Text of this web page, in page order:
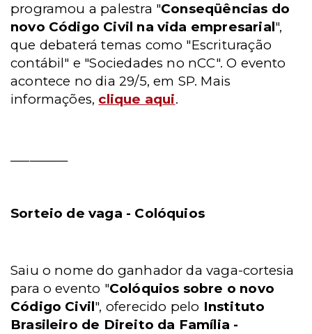
programou a palestra "Conseqüências do
novo Código Civil na vida empresarial",
que debaterá temas como "Escrituração
contábil" e "Sociedades no nCC". O evento
acontece no dia 29/5, em SP. Mais
informações, clique aqui.
Sorteio de vaga - Colóquios
Saiu o nome do ganhador da vaga-cortesia
para o evento "Colóquios sobre o novo
Código Civil", oferecido pelo Instituto
Brasileiro de Direito da Família -